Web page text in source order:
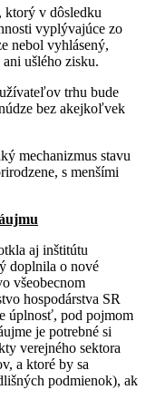
ktorý v dôsledku
vyplývajúce zo
nebol vyhlásený,
ušlého zisku.
trhu bude
bez akejkoľvek
mechanizmus stavu
s menšími
aj inštitútu
doplnila o nové
všeobecnom
hospodárstva SR
úplnosť, pod pojmom
je potrebné si
verejného sektora
a ktoré by sa
podmienok), ak